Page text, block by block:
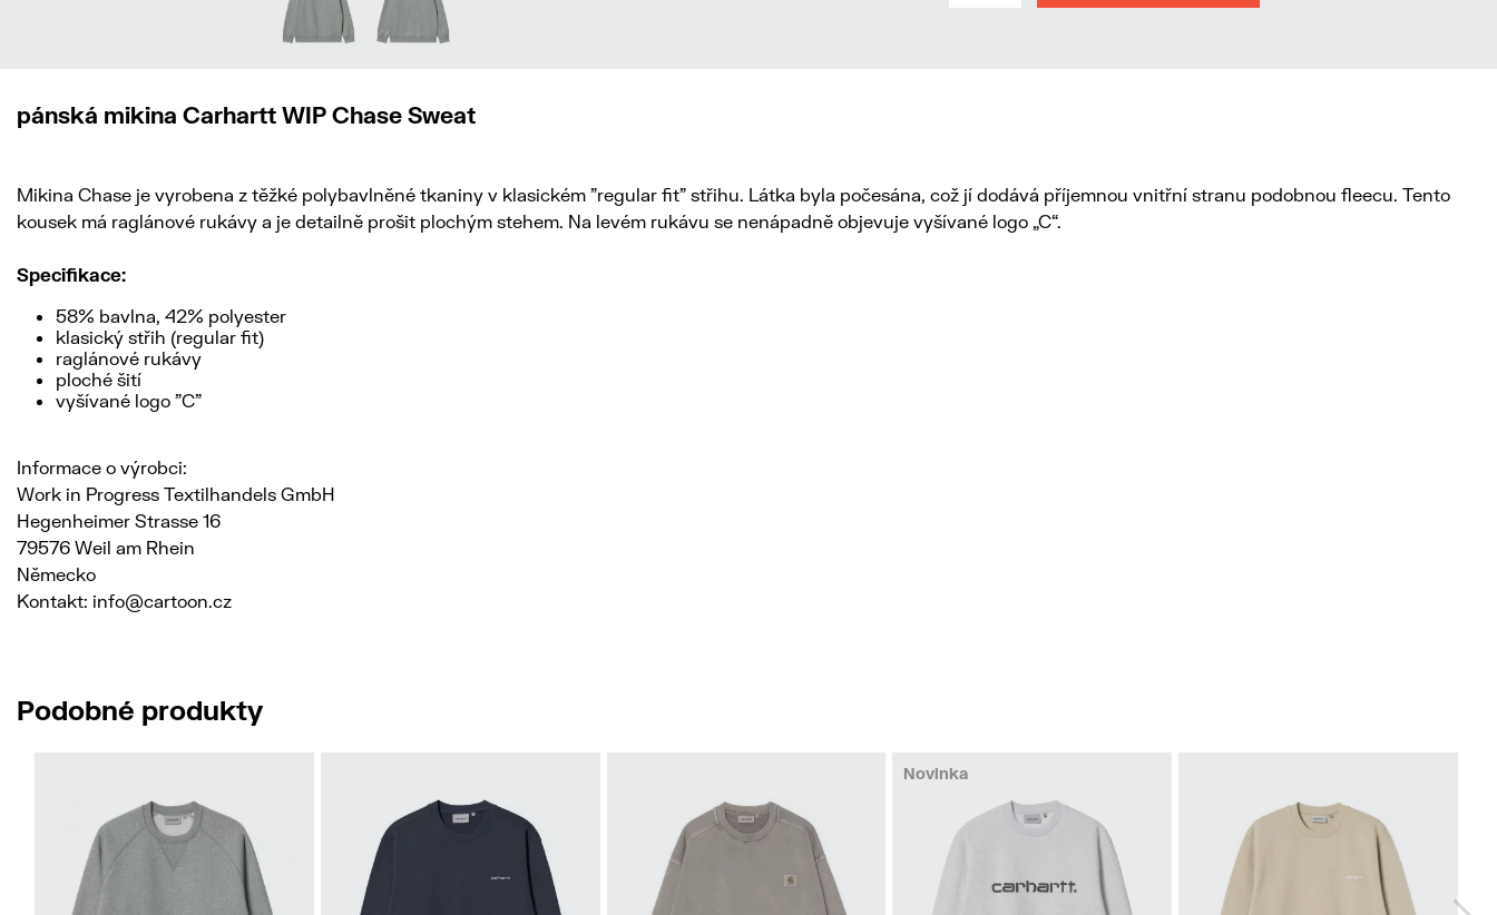
pánská mikina Carhartt WIP Chase Sweat
Mikina Chase je vyrobena z těžké polybavlněné tkaniny v klasickém "regular fit" střihu. Látka byla počesána, což jí dodává příjemnou vnitřní stranu podobnou fleecu. Tento
kousek má raglánové rukávy a je detailně prošit plochým stehem. Na levém rukávu se nenápadně objevuje vyšívané logo „C“.
Specifikace:
58% bavlna, 42% polyester
klasický střih (regular fit)
raglánové rukávy
ploché šití
vyšívané logo "C"
Informace o výrobci:
Work in Progress Textilhandels GmbH
Hegenheimer Strasse 16
79576 Weil am Rhein
Německo
Kontakt: info@cartoon.cz
Podobné produkty
Novinka